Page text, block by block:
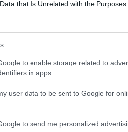
that Is Unrelated with the Purposes
to enable storage related to
in apps.
user data to be sent to Google for
to send me personalized
compromettere la stagione. E